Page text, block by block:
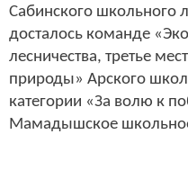
Сабинского школьного
досталось команде
лесничества, третье
природы» Арского
категории «За волю к
Мамадышское